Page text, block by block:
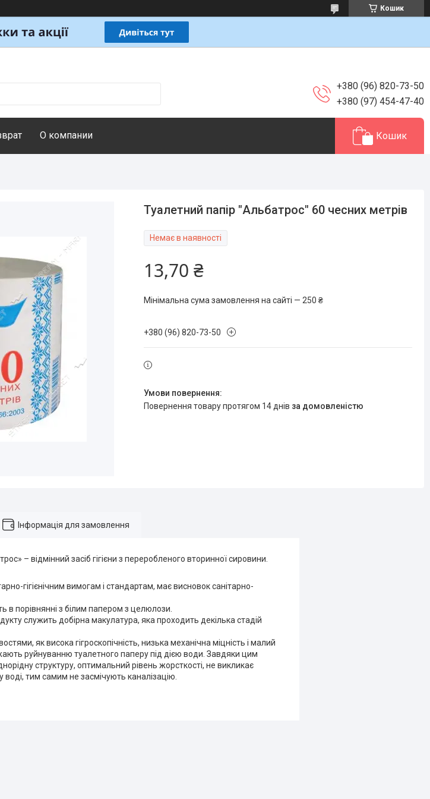
Кошик
+380 (96) 820-73-50
+380 (97) 454-47-40
О компании Кошик
Туалетний папір "Альбатрос" 60 чесних метрів
Немає в наявності
13,70 ₴
Мінімальна сума замовлення на сайті — 250 ₴
+380 (96) 820-73-50
повернення товару протягом 14 днів за домовленістю
Інформація для замовлення
– відмінний засіб гігієни з переробленого вторинної сировини.
гігієнічним вимогам і стандартам, має висновок санітарно-
в порівнянні з білим папером з целюлози.
служить добірна макулатура, яка проходить декілька стадій
як висока гігроскопічність, низька механічна міцність і малий
руйнуванню туалетного паперу під дією води. Завдяки цим
структуру, оптимальний рівень жорсткості, не викликає
тим самим не засмічують каналізацію.